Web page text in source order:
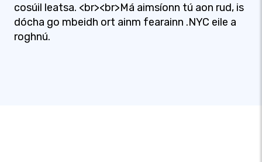
cosúil leatsa. <br><br>Má aimsíonn tú aon rud, is
dócha go mbeidh ort ainm fearainn .NYC eile a
roghnú.